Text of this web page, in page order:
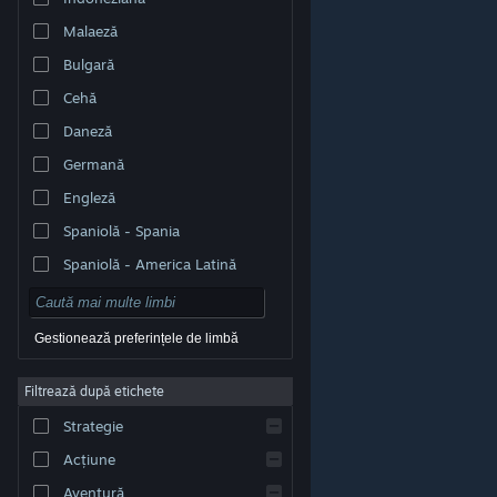
© Valve Corporation. Toate drepturile rezervate. Toate
respectivi în SUA și celelalte țări.
Acordul Steam pentru abonați
Cookie-uri
Malaeză
Bulgară
Cehă
Daneză
Germană
Engleză
Spaniolă - Spania
Spaniolă - America Latină
Gestionează preferințele de limbă
Filtrează după etichete
Strategie
Acțiune
Aventură